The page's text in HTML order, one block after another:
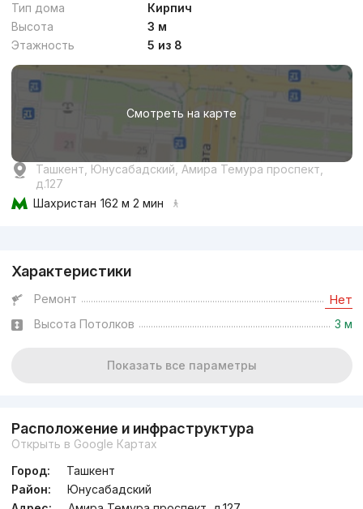
от 15.8 млн сум/м²
4к квартира, 154 м²
+998 (95) 888...
30.1 млн сум/м²
4к квартира, 138 м²
Тип дома
Кирпич
Высота
3 м
Этажность
5 из 8
Смотреть на карте
Ташкент, Юнусабадский, Амира Темура проспект,
д.127
Шахристан 162 м 2 мин
Характеристики
Ремонт Нет
Высота Потолков 3 м
Показать все параметры
Расположение и инфраструктура
Открыть в Google Картах
Город:
Ташкент
Район:
Юнусабадский